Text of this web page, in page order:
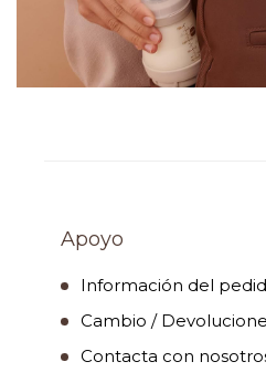
Apoyo
Información del
Cambio /
Contacta con